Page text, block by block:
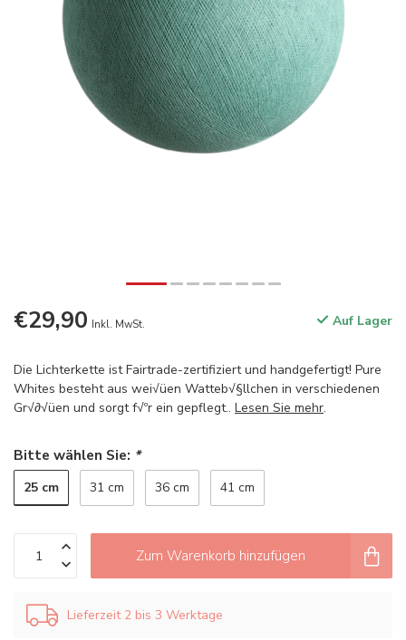
€29,90 Inkl. MwSt. Auf Lager
Die Lichterkette ist Fairtrade-zertifiziert und handgefertigt! Pure
Whites besteht aus wei√üen Watteb√§llchen in verschiedenen
Gr√∂√üen und sorgt f√ºr ein gepflegt.. Lesen Sie mehr.
Bitte wählen Sie: *
25 cm 31 cm 36 cm 41 cm
Zum Warenkorb hinzufügen
Lieferzeit 2 bis 3 Werktage